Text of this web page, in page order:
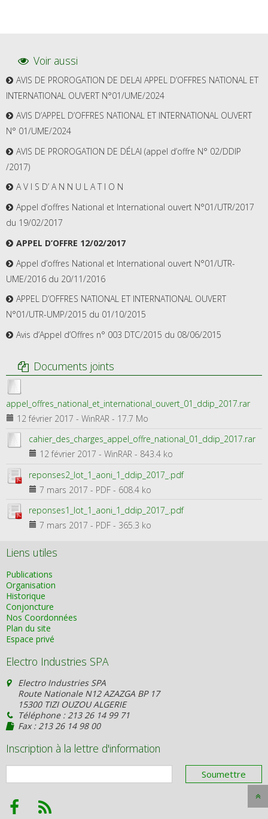
Voir aussi
AVIS DE PROROGATION DE DELAI APPEL D’OFFRES NATIONAL ET
INTERNATIONAL OUVERT N°01/UME/2024
AVIS D’APPEL D’OFFRES NATIONAL ET INTERNATIONAL OUVERT
N° 01/UME/2024
AVIS DE PROROGATION DE DÉLAI (appel d’offre N° 02/DDIP
/2017)
A V I S D’ A N N U L A T I O N
Appel d’offres National et International ouvert N°01/UTR/2017
du 19/02/2017
APPEL D’OFFRE 12/02/2017
Appel d’offres National et International ouvert N°01/UTR-
UME/2016 du 20/11/2016
APPEL D’OFFRES NATIONAL ET INTERNATIONAL OUVERT
N°01/UTR-UMP/2015 du 01/10/2015
Avis d’Appel d’Offres n° 003 DTC/2015 du 08/06/2015
Documents joints
appel_offres_national_et_international_ouvert_01_ddip_2017.rar
12 février 2017 - WinRAR - 17.7 Mo
cahier_des_charges_appel_offre_national_01_ddip_2017.rar
12 février 2017 - WinRAR - 843.4 ko
reponses2_lot_1_aoni_1_ddip_2017_.pdf
7 mars 2017 - PDF - 608.4 ko
reponses1_lot_1_aoni_1_ddip_2017_.pdf
7 mars 2017 - PDF - 365.3 ko
Liens utiles
Publications
Organisation
Historique
Conjoncture
Nos Coordonnées
Plan du site
Espace privé
Electro Industries SPA
Electro Industries SPA
Route Nationale N12 AZAZGA BP 17
15300 TIZI OUZOU ALGERIE
Téléphone : 213 26 14 99 71
Fax : 213 26 14 98 00
Inscription à la lettre d'information